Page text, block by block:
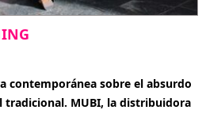
contemporánea sobre el absurdo
tradicional. MUBI, la distribuidora